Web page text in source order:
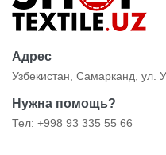
Адрес
Узбекистан, Самарканд, ул.
Нужна помощь?
Тел: +998 93 335 55 66